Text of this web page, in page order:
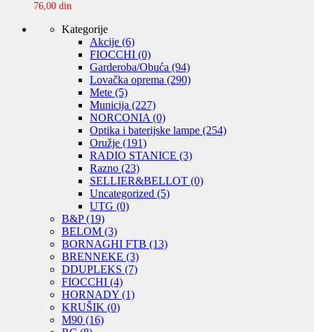
76,00 din
Kategorije
Akcije (6)
FIOCCHI (0)
Garderoba/Obuća (94)
Lovačka oprema (290)
Mete (5)
Municija (227)
NORCONIA (0)
Optika i baterijske lampe (254)
Oružje (191)
RADIO STANICE (3)
Razno (23)
SELLIER&BELLOT (0)
Uncategorized (5)
UTG (0)
B&P(19)
BELOM (3)
BORNAGHI FTB (13)
BRENNEKE (3)
DDUPLEKS (7)
FIOCCHI (4)
HORNADY (1)
KRUŠIK (0)
M90 (16)